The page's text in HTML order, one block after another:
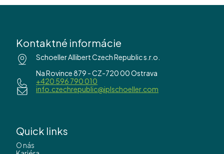
Kontaktné informácie
Schoeller Allibert Czech Republic s.r.o.
Na Rovince 879 - CZ-720 00 Ostrava
+420 596 790 010
info.czechrepublic@iplschoeller.com
Quick links
O nás